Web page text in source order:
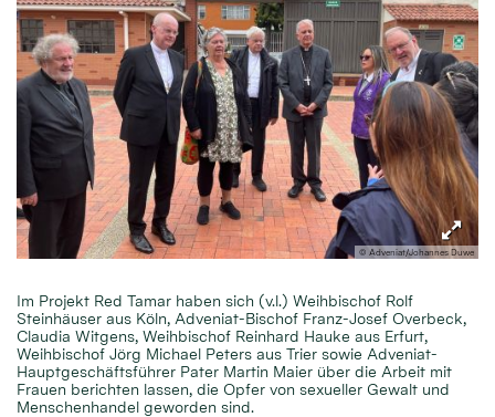
© Adveniat/Johannes Duwe
Im Projekt Red Tamar haben sich (v.l.) Weihbischof Rolf
Steinhäuser aus Köln, Adveniat-Bischof Franz-Josef Overbeck,
Claudia Witgens, Weihbischof Reinhard Hauke aus Erfurt,
Weihbischof Jörg Michael Peters aus Trier sowie Adveniat-
Hauptgeschäftsführer Pater Martin Maier über die Arbeit mit
Frauen berichten lassen, die Opfer von sexueller Gewalt und
Menschenhandel geworden sind.